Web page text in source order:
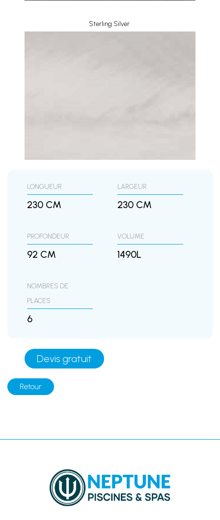
Sterling Silver
LONGUEUR
230 CM
LARGEUR
230 CM
PROFONDEUR
92 CM
VOLUME
1490L
NOMBRES DE
PLACES
6
Devis gratuit
Retour